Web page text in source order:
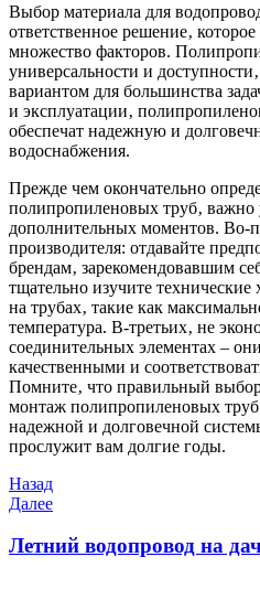
Выбор материала для
ответственное решение‚
множество факторов.
универсальности и
вариантом для большинства
и эксплуатации‚
обеспечат надежную и
водоснабжения.
Прежде чем окончательно
полипропиленовых труб‚ важно
дополнительных моментов. Во-
производителя: отдавайте
брендам‚ зарекомендовавшим
тщательно изучите технические
на трубах‚ такие как
температура. В-третьих‚ не
соединительных элементах –
качественными и
Помните‚ что правильный
монтаж полипропиленовых труб
надежной и долговечной
прослужит вам долгие годы.
Навигация
по
записям
Предыдущая
запись
Назад
Следующая
Далее
Летний водопровод на